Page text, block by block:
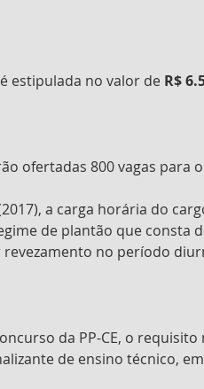
estipulada no valor de R$
ofertadas 800 vagas para o
a carga horária do
de plantão que consta
revezamento no período
da PP-CE, o
de ensino técnico,